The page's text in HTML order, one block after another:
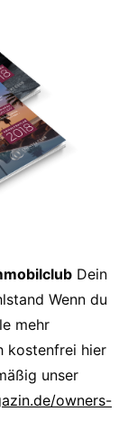
Dein
Wenn du
mehr
kostenfrei hier
unser
owners-